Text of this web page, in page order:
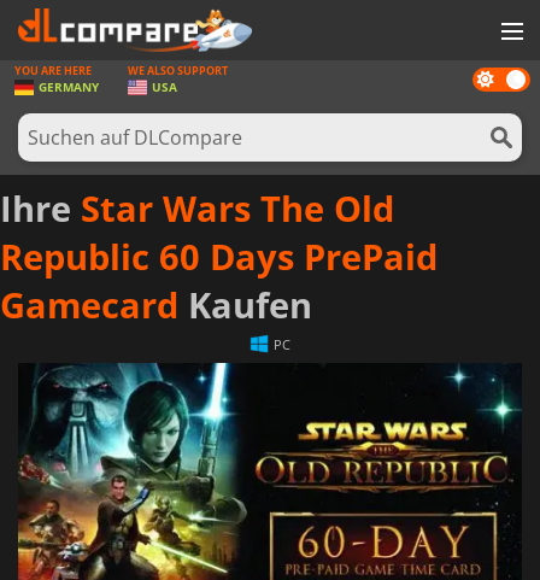
SPIELE
SPIEL KARTEN
SOFTWARE
REWARDS
HARDWARE
NACHRICHTEN
ANMELDEN ODER REGISTRIEREN
Dark
mode
YOU ARE HERE
GERMANY
WE ALSO SUPPORT
USA
Ihre Star Wars The Old
Republic 60 Days PrePaid
Gamecard Kaufen
PC